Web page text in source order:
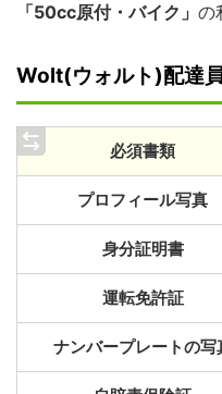
「50cc原付・バイク」 の
Wolt(ウォルト)配達
必須書類
プロフィール写真
身分証明書
運転免許証
ナンバープレートの写